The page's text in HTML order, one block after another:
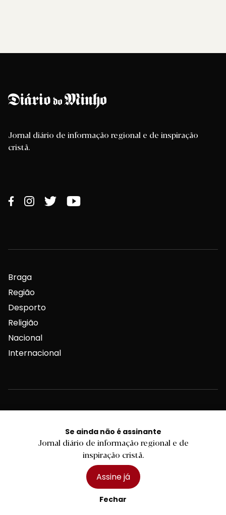
Se ainda não é assinante
Jornal diário de informação regional e de
inspiração cristã.
Assine já
Fechar
Jornal diário de informação regional e de inspiração
cristã.
Braga
Região
Desporto
Religião
Nacional
Internacional
Estatuto Editorial
Assinaturas